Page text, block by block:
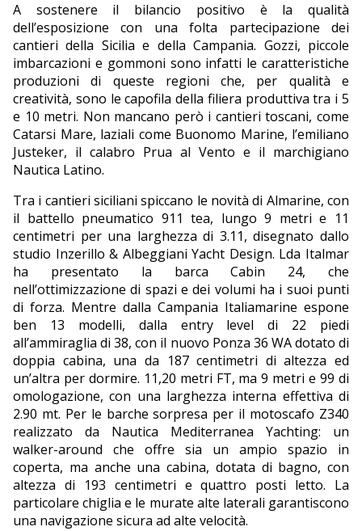
A sostenere il bilancio positivo è la qualità
dell’esposizione con una folta partecipazione dei
cantieri della Sicilia e della Campania. Gozzi, piccole
imbarcazioni e gommoni sono infatti le caratteristiche
produzioni di queste regioni che, per qualità e
creatività, sono le capofila della filiera produttiva tra i 5
e 10 metri. Non mancano però i cantieri toscani, come
Catarsi Mare, laziali come Buonomo Marine, l’emiliano
Justeker, il calabro Prua al Vento e il marchigiano
Nautica Latino.
Tra i cantieri siciliani spiccano le novità di Almarine, con
il battello pneumatico 911 tea, lungo 9 metri e 11
centimetri per una larghezza di 3.11, disegnato dallo
studio Inzerillo & Albeggiani Yacht Design. Lda Italmar
ha presentato la barca Cabin 24, che
nell’ottimizzazione di spazi e dei volumi ha i suoi punti
di forza. Mentre dalla Campania Italiamarine espone
ben 13 modelli, dalla entry level di 22 piedi
all’ammiraglia di 38, con il nuovo Ponza 36 WA dotato di
doppia cabina, una da 187 centimetri di altezza ed
un’altra per dormire. 11,20 metri FT, ma 9 metri e 99 di
omologazione, con una larghezza interna effettiva di
2.90 mt. Per le barche sorpresa per il motoscafo Z340
realizzato da Nautica Mediterranea Yachting: un
walker-around che offre sia un ampio spazio in
coperta, ma anche una cabina, dotata di bagno, con
altezza di 193 centimetri e quattro posti letto. La
particolare chiglia e le murate alte laterali garantiscono
una navigazione sicura ad alte velocità.